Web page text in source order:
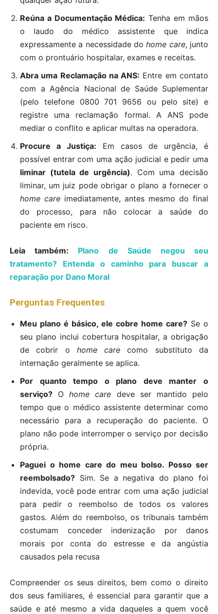
Reúna a Documentação Médica: Tenha em mãos
o laudo do médico assistente que indica
expressamente a necessidade dohome care, junto
com o prontuário hospitalar, exames e receitas.
Abra uma Reclamação na ANS: Entre em contato
com a Agência Nacional de Saúde Suplementar
(pelo telefone 0800 701 9656 ou pelo site) e
registre uma reclamação formal. A ANS pode
mediar o conflito e aplicar multas na operadora.
Procure a Justiça: Em casos de urgência, é
possível entrar com uma ação judicial e pedir uma
liminar (tutela de urgência). Com uma decisão
liminar, um juiz pode obrigar o plano a fornecer o
home care imediatamente, antes mesmo do final
do processo, para não colocar a saúde do
paciente em risco.
Leia também: Plano de Saúde negou seu
tratamento? Entenda o caminho para buscar a
reparação por Dano Moral
Perguntas Frequentes
Meu plano é básico, ele cobre home care? Se o
seu plano inclui cobertura hospitalar, a obrigação
de cobrir o home care como substituto da
internação geralmente se aplica.
Por quanto tempo o plano deve manter o
serviço? Ohome care deve ser mantido pelo
tempo que o médico assistente determinar como
necessário para a recuperação do paciente. O
plano não pode interromper o serviço por decisão
própria.
Paguei o home care do meu bolso. Posso ser
reembolsado? Sim. Se a negativa do plano foi
indevida, você pode entrar com uma ação judicial
para pedir o reembolso de todos os valores
gastos. Além do reembolso, os tribunais também
costumam conceder indenização por danos
morais por conta do estresse e da angústia
causados pela recusa
Compreender os seus direitos, bem como o direito
dos seus familiares, é essencial para garantir que a
saúde e até mesmo a vida daqueles a quem você